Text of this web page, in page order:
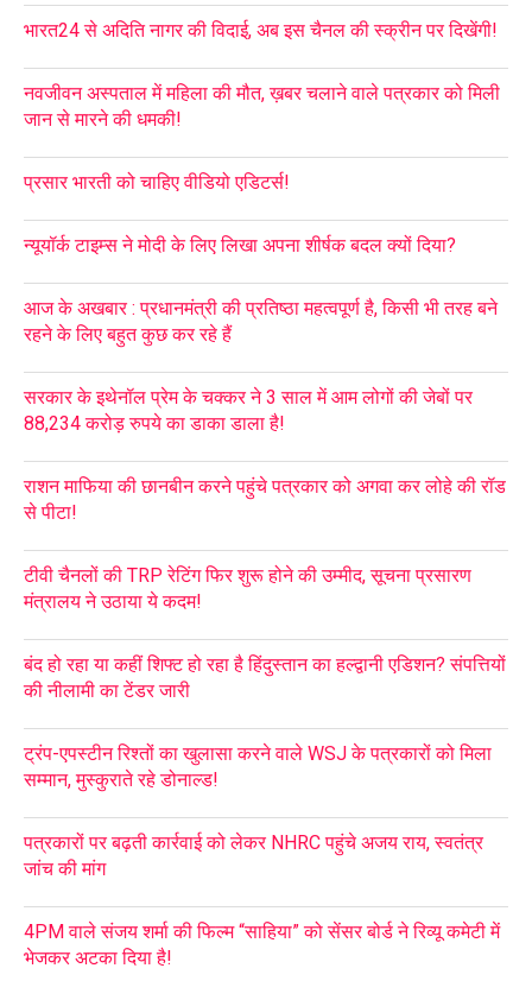
भारत24 से अदिति नागर की विदाई, अब इस चैनल की स्क्रीन पर दिखेंगी!
नवजीवन अस्पताल में महिला की मौत, ख़बर चलाने वाले पत्रकार को मिली
जान से मारने की धमकी!
प्रसार भारती को चाहिए वीडियो एडिटर्स!
न्यूयॉर्क टाइम्स ने मोदी के लिए लिखा अपना शीर्षक बदल क्यों दिया?
आज के अखबार : प्रधानमंत्री की प्रतिष्ठा महत्वपूर्ण है, किसी भी तरह बने
रहने के लिए बहुत कुछ कर रहे हैं
सरकार के इथेनॉल प्रेम के चक्कर ने 3 साल में आम लोगों की जेबों पर
88,234 करोड़ रुपये का डाका डाला है!
राशन माफिया की छानबीन करने पहुंचे पत्रकार को अगवा कर लोहे की रॉड
से पीटा!
टीवी चैनलों की TRP रेटिंग फिर शुरू होने की उम्मीद, सूचना प्रसारण
मंत्रालय ने उठाया ये कदम!
बंद हो रहा या कहीं शिफ्ट हो रहा है हिंदुस्तान का हल्द्वानी एडिशन? संपत्तियों
की नीलामी का टेंडर जारी
ट्रंप-एपस्टीन रिश्तों का खुलासा करने वाले WSJ के पत्रकारों को मिला
सम्मान, मुस्कुराते रहे डोनाल्ड!
पत्रकारों पर बढ़ती कार्रवाई को लेकर NHRC पहुंचे अजय राय, स्वतंत्र
जांच की मांग
4PM वाले संजय शर्मा की फिल्म “साहिया” को सेंसर बोर्ड ने रिव्यू कमेटी में
भेजकर अटका दिया है!